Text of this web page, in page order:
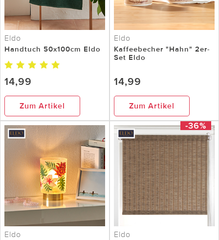
Eldo
Handtuch 50x100cm Eldo
14,99
Zum Artikel
Eldo
Kaffeebecher "Hahn" 2er-
Set Eldo
14,99
Zum Artikel
Eldo
-36%
Eldo